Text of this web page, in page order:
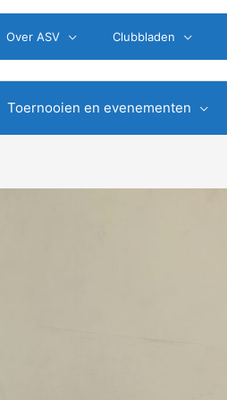
Over ASV Clubbladen
Toernooien en evenementen